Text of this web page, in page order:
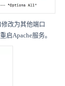
改为其他端口
启Apache服务。